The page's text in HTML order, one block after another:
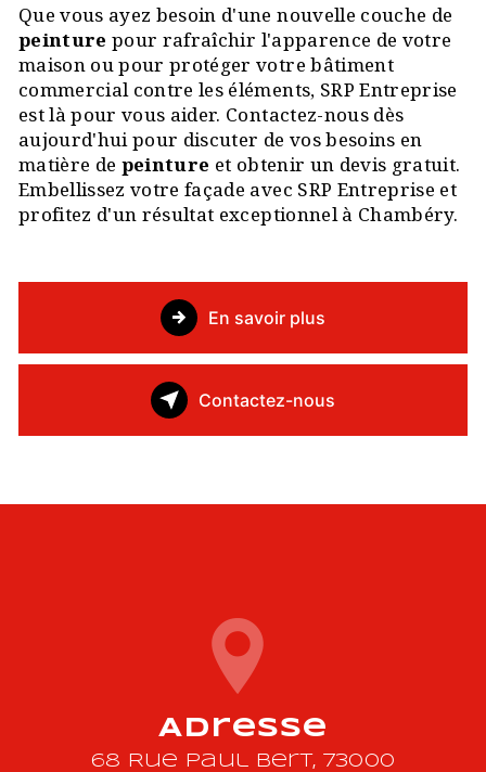
Que vous ayez besoin d'une nouvelle couche de
peinturepour rafraîchir l'apparence de votre
maison ou pour protéger votre bâtiment
commercial contre les éléments, SRP Entreprise
est là pour vous aider. Contactez-nous dès
aujourd'hui pour discuter de vos besoins en
matière de peinture et obtenir un devis gratuit.
Embellissez votre façade avec SRP Entreprise et
profitez d'un résultat exceptionnel à Chambéry.
En savoir plus
Contactez-nous
Adresse
68 Rue Paul Bert, 73000